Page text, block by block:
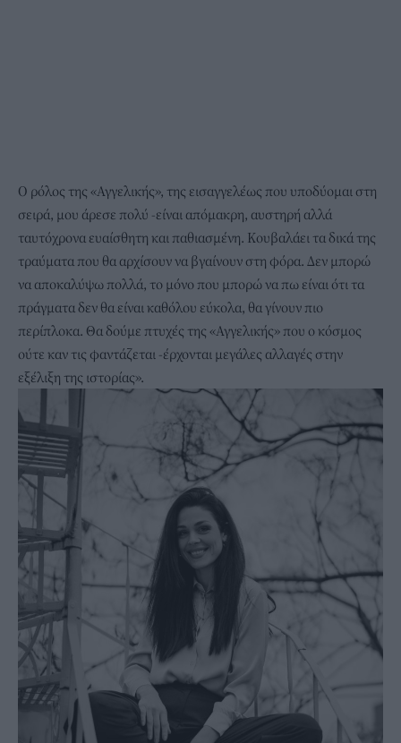
Ο ρόλος της «Αγγελικής», της εισαγγελέως που υποδύομαι στη
σειρά, μου άρεσε πολύ -είναι απόμακρη, αυστηρή αλλά
ταυτόχρονα ευαίσθητη και παθιασμένη. Κουβαλάει τα δικά της
τραύματα που θα αρχίσουν να βγαίνουν στη φόρα. Δεν μπορώ
να αποκαλύψω πολλά, το μόνο που μπορώ να πω είναι ότι τα
πράγματα δεν θα είναι καθόλου εύκολα, θα γίνουν πιο
περίπλοκα. Θα δούμε πτυχές της «Αγγελικής» που ο κόσμος
ούτε καν τις φαντάζεται -έρχονται μεγάλες αλλαγές στην
εξέλιξη της ιστορίας».